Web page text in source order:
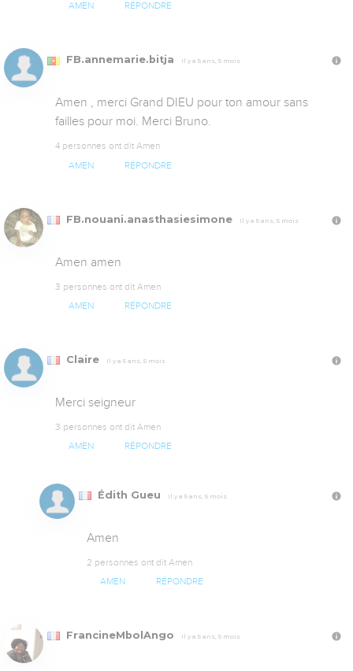
AMEN RÉPONDRE
FB.annemarie.bitja Il y a 5 ans, 5 mois
Amen , merci Grand DIEU pour ton amour sans
failles pour moi. Merci Bruno.
4 personnes ont dit Amen
AMEN RÉPONDRE
FB.nouani.anasthasiesimone Il y a 5 ans, 5 mois
Amen amen
3 personnes ont dit Amen
AMEN RÉPONDRE
Claire Il y a 5 ans, 5 mois
Merci seigneur
3 personnes ont dit Amen
AMEN RÉPONDRE
Édith Gueu Il y a 5 ans, 5 mois
Amen
2 personnes ont dit Amen
AMEN RÉPONDRE
FrancineMbolAngo Il y a 5 ans, 5 mois